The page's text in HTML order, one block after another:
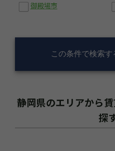
御殿場市
この条件で検索す
静岡県のエリアから
探